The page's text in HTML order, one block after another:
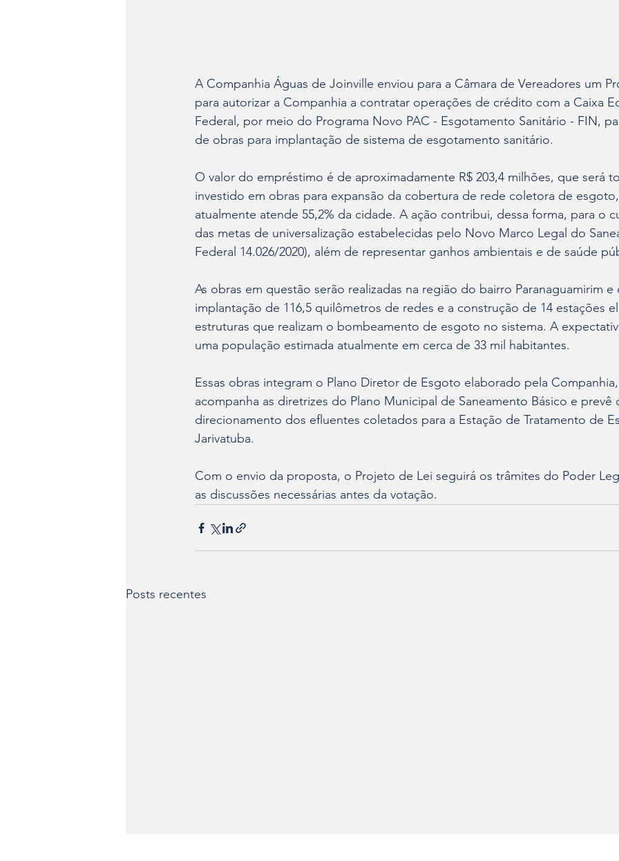
A Companhia Águas de Joinville enviou para a Câmara de Vereadores um
para autorizar a Companhia a contratar operações de crédito com a Caixa
Federal, por meio do Programa Novo PAC - Esgotamento Sanitário - FIN,
de obras para implantação de sistema de esgotamento sanitário.
O valor do empréstimo é de aproximadamente R$ 203,4 milhões, que será
investido em obras para expansão da cobertura de rede coletora de
atualmente atende 55,2% da cidade. A ação contribui, dessa forma, para o
das metas de universalização estabelecidas pelo Novo Marco Legal do
Federal 14.026/2020), além de representar ganhos ambientais e de saúde
As obras em questão serão realizadas na região do bairro Paranaguamirim
implantação de 116,5 quilômetros de redes e a construção de 14 estações
estruturas que realizam o bombeamento de esgoto no sistema. A
uma população estimada atualmente em cerca de 33 mil habitantes.
Essas obras integram o Plano Diretor de Esgoto elaborado pela
acompanha as diretrizes do Plano Municipal de Saneamento Básico e prevê
direcionamento dos efluentes coletados para a Estação de Tratamento de
Jarivatuba.
Com o envio da proposta, o Projeto de Lei seguirá os trâmites do Poder
as discussões necessárias antes da votação.
Posts recentes